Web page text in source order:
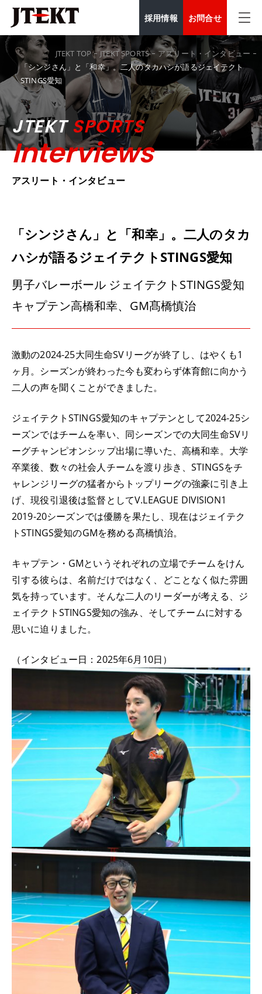
採用情報 お問合せ
JTEKT TOP JTEKT SPORTS
アスリート・インタビュー
「シンジさん」と「和幸」。二人のタカハシが語るジェイテクト
STINGS愛知
JTEKTSPORTS
Interviews
アスリート・インタビュー
「シンジさん」と「和幸」。二人のタカ
ハシが語るジェイテクトSTINGS愛知
男子バレーボール ジェイテクトSTINGS愛知
キャプテン高橋和幸、GM髙橋慎治
激動の2024-25大同生命SVリーグが終了し、はやくも1
ヶ月。シーズンが終わった今も変わらず体育館に向かう
二人の声を聞くことができました。
ジェイテクトSTINGS愛知のキャプテンとして2024-25シ
ーズンではチームを率い、同シーズンでの大同生命SVリ
ーグチャンピオンシップ出場に導いた、高橋和幸。大学
卒業後、数々の社会人チームを渡り歩き、STINGSをチ
ャレンジリーグの猛者からトップリーグの強豪に引き上
げ、現役引退後は監督としてV.LEAGUE DIVISION1
2019-20シーズンでは優勝を果たし、現在はジェイテク
トSTINGS愛知のGMを務める髙橋慎治。
キャプテン・GMというそれぞれの立場でチームをけん
引する彼らは、名前だけではなく、どことなく似た雰囲
気を持っています。そんな二人のリーダーが考える、ジ
ェイテクトSTINGS愛知の強み、そしてチームに対する
思いに迫りました。
（インタビュー日：2025年6月10日）